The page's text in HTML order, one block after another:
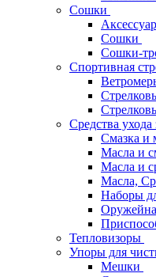
Сошки
Сошки
Сошки-
Спортивная
Средства
Смазка и
Масла и
Масла и
Масла,
Наборы
Тепловизоры
Упоры для
Мешки